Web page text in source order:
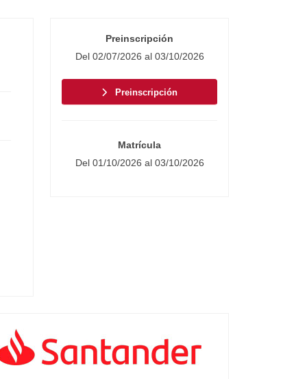
Preinscripción
Del 02/07/2026 al 03/10/2026
Preinscripción
Matrícula
Del 01/10/2026 al 03/10/2026